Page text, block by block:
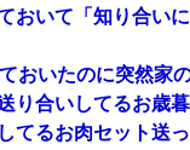
おいて「知り合い
おいたのに突然家
り合いしてるお歳
てるお肉セット送